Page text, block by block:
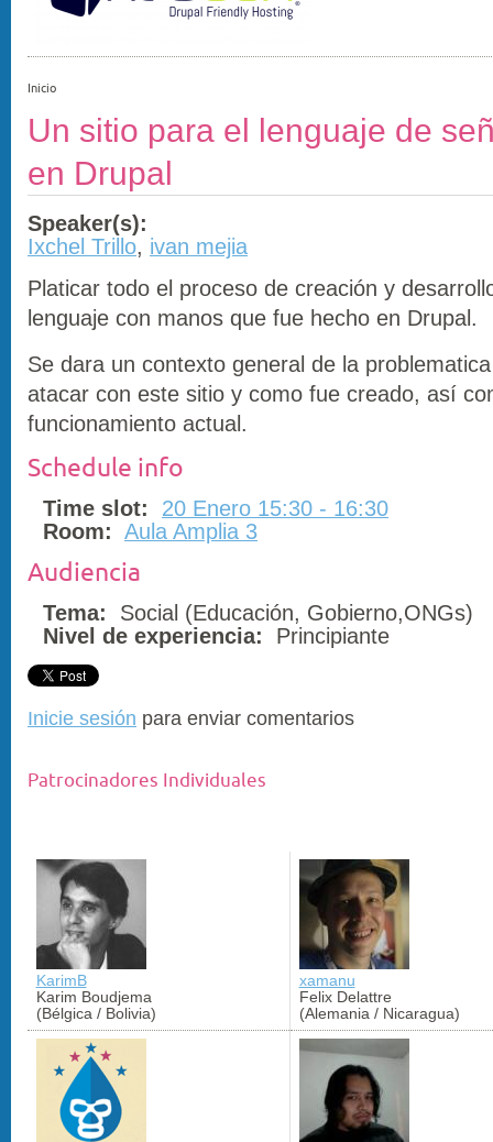
Inicio
Un sitio para el lenguaje de
en Drupal
Speaker(s):
Ixchel Trillo, ivan mejia
Platicar todo el proceso de creación y
lenguaje con manos que fue hecho en Drupal.
Se dara un contexto general de la
atacar con este sitio y como fue creado, así
funcionamiento actual.
Schedule info
Time slot:
20 Enero 15:30 - 16:30
Room: Aula Amplia 3
Audiencia
Tema:
Social (Educación, Gobierno,ONGs)
Nivel de experiencia:
Principiante
Inicie sesión para enviar comentarios
Patrocinadores Individuales
KarimB
Karim Boudjema
(Bélgica / Bolivia)
xamanu
Felix Delattre
(Alemania / Nicaragua)